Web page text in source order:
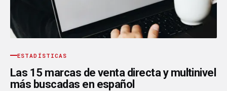
ESTADÍSTICAS
Las 15 marcas de venta directa y multinivel
más buscadas en español